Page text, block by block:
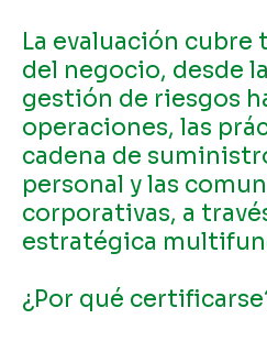
La evaluación cubre
del negocio, desde
gestión de riesgos
operaciones, las
cadena de
personal y las
corporativas, a
estratégica
¿Por qué